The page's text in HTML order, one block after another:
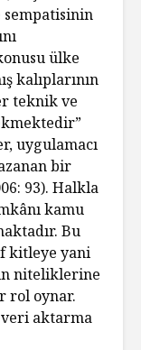
ülke
kalıplarının
teknik ve
uygulamacı
bir
93). Halkla
kamu
Bu
kitleye yani
niteliklerine
rol oynar.
veri aktarma